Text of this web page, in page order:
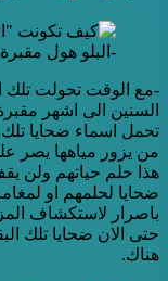
-البلو هول
-مع الوقت تحولت تلك
السنين الى اشهر
تحمل اسماء ضحايا
من يزور مياهها يصر
هذا حلم حياتهم ولن
ضحايا لحلمهم او
باصرار لاستكشاف
هناك.